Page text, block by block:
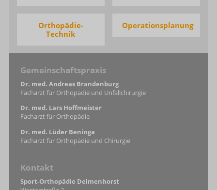
Orthopädie-
Technik
Operationsplanung
Gemeinschaftspraxis
Dr. med. Andreas Brandenburg
Facharzt für Orthopädie und Unfallchirurgie
Dr. med. Lars Hoffmeister
Facharzt für Orthopädie
Dr. med. Lüder Beninga
Facharzt für Orthopädie und Chirurgie
Kontakt
Sport-Orthopädie Delmenhorst